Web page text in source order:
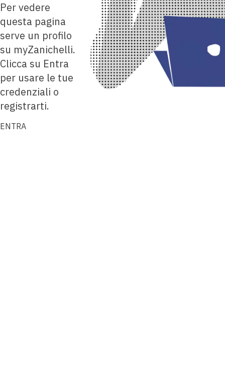
Per vedere
questa pagina
serve un profilo
su myZanichelli.
Clicca su Entra
per usare le tue
credenziali o
registrarti.
ENTRA